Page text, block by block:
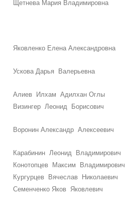
Щетнева Мария Владимировна
Яковленко Елена Александровна
Ускова Дарья Валерьевна
Алиев Илхам Адилхан Оглы
Визингер Леонид Борисович
Воронин Александр Алексеевич
Карабинин Леонид Владимирович
Конотопцев Максим Владимирович
Кургурцев Вячеслав Николаевич
Семенченко Яков Яковлевич